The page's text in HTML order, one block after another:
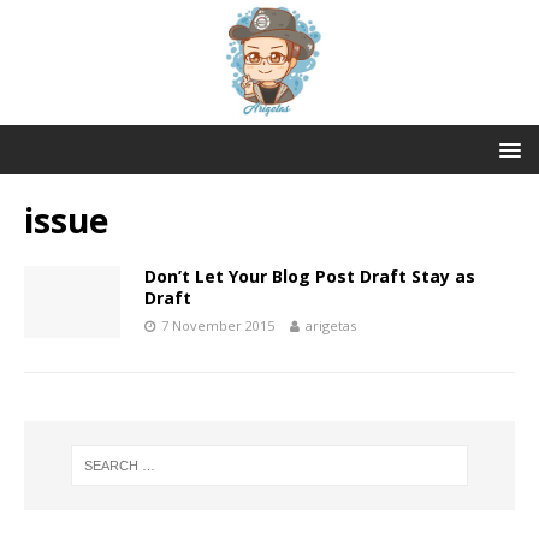
issue
Don’t Let Your Blog Post Draft Stay as
Draft
7 November 2015 arigetas